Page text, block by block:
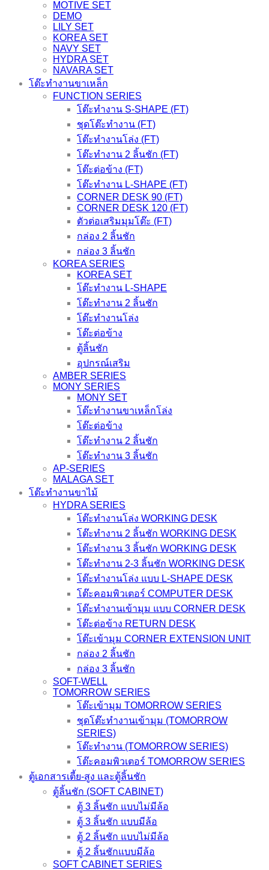
MOTIVE SET
DEMO
LILY SET
KOREA SET
NAVY SET
HYDRA SET
NAVARA SET
โต๊ะทำงานขาเหล็ก
FUNCTION SERIES
โต๊ะทำงาน S-SHAPE (FT)
ชุดโต๊ะทำงาน (FT)
โต๊ะทำงานโล่ง (FT)
โต๊ะทำงาน 2 ลิ้นชัก (FT)
โต๊ะต่อข้าง (FT)
โต๊ะทำงาน L-SHAPE (FT)
CORNER DESK 90 (FT)
CORNER DESK 120 (FT)
ตัวต่อเสริมมุมโต๊ะ (FT)
กล่อง 2 ลิ้นชัก
กล่อง 3 ลิ้นชัก
KOREA SERIES
KOREA SET
โต๊ะทำงาน L-SHAPE
โต๊ะทำงาน 2 ลิ้นชัก
โต๊ะทำงานโล่ง
โต๊ะต่อข้าง
ตู้ลิ้นชัก
อุปกรณ์เสริม
AMBER SERIES
MONY SERIES
MONY SET
โต๊ะทำงานขาเหล็กโล่ง
โต๊ะต่อข้าง
โต๊ะทำงาน 2 ลิ้นชัก
โต๊ะทำงาน 3 ลิ้นชัก
AP-SERIES
MALAGA SET
โต๊ะทำงานขาไม้
HYDRA SERIES
โต๊ะทำงานโล่ง WORKING DESK
โต๊ะทำงาน 2 ลิ้นชัก WORKING DESK
โต๊ะทำงาน 3 ลิ้นชัก WORKING DESK
โต๊ะทำงาน 2-3 ลิ้นชัก WORKING DESK
โต๊ะทำงานโล่ง แบบ L-SHAPE DESK
โต๊ะคอมพิวเตอร์ COMPUTER DESK
โต๊ะทำงานเข้ามุม แบบ CORNER DESK
โต๊ะต่อข้าง RETURN DESK
โต๊ะเข้ามุม CORNER EXTENSION UNIT
กล่อง 2 ลิ้นชัก
กล่อง 3 ลิ้นชัก
SOFT-WELL
TOMORROW SERIES
โต๊ะเข้ามุม TOMORROW SERIES
ชุดโต๊ะทำงานเข้ามุม (TOMORROW
SERIES)
โต๊ะทำงาน (TOMORROW SERIES)
โต๊ะคอมพิวเตอร์ TOMORROW SERIES
ตู้เอกสารเตี้ย-สูง และตู้ลิ้นชัก
ตู้ลิ้นชัก (SOFT CABINET)
ตู้ 3 ลิ้นชัก แบบไม่มีล้อ
ตู้ 3 ลิ้นชัก แบบมีล้อ
ตู้ 2 ลิ้นชัก แบบไม่มีล้อ
ตู้ 2 ลิ้นชักแบบมีล้อ
SOFT CABINET SERIES